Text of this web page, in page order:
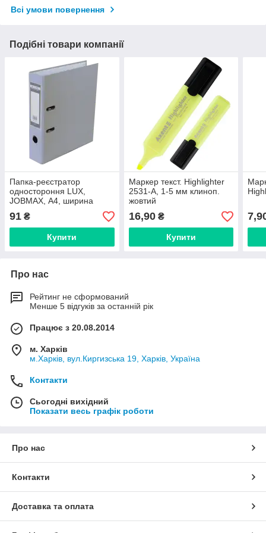
Всі умови повернення
Подібні товари компанії
Папка-реєстратор
одностороння LUX,
JOBMAX, А4, ширина
торця 50 мм
91 ₴
Купити
Маркер текст. Highlighter
2531-A, 1-5 мм клиноп.
жовтий
16,90₴
Купити
Про нас
Рейтинг не сформований
Менше 5 відгуків за останній рік
Працює з 20.08.2014
м. Харків
м.Харків, вул.Киргизська 19, Харків, Україна
Контакти
Сьогодні вихідний
Показати весь графік роботи
Про нас
Контакти
Доставка та оплата